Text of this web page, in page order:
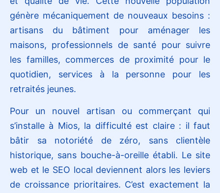
génère mécaniquement de nouveaux besoins :
artisans du bâtiment pour aménager les
maisons, professionnels de santé pour suivre
les familles, commerces de proximité pour le
quotidien, services à la personne pour les
retraités jeunes.
Pour un nouvel artisan ou commerçant qui
s’installe à Mios, la difficulté est claire : il faut
bâtir sa notoriété de zéro, sans clientèle
historique, sans bouche-à-oreille établi. Le site
web et le SEO local deviennent alors les leviers
de croissance prioritaires. C’est exactement la